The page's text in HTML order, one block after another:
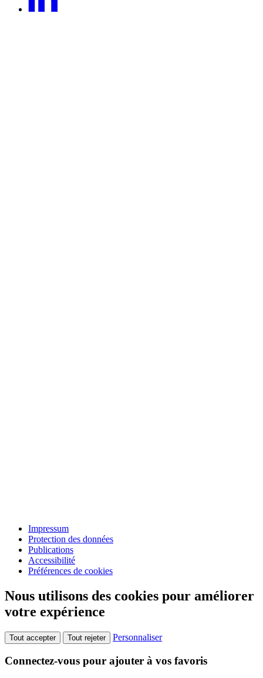
Impressum
Protection des données
Publications
Accessibilité
Préférences de cookies
Nous utilisons des cookies pour améliorer
votre expérience
Tout accepter Tout rejeter Personnaliser
Connectez-vous pour ajouter à vos favoris